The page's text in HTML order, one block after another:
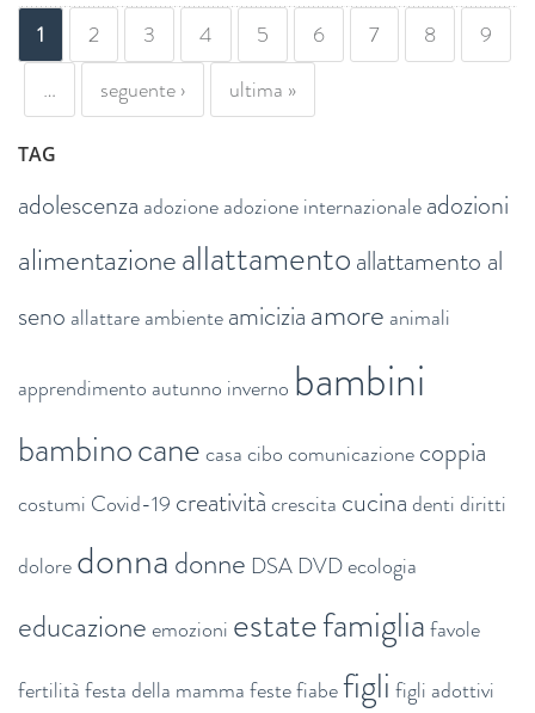
PAGINE
1 2 3 4 5 6 7 8
9
…
seguente › ultima »
TAG
adolescenza adozioneadozione internazionaleadozioni
alimentazioneallattamentoallattamento al
seno allattareambienteamiciziaamore animali
apprendimento autunno inverno bambini
bambinocanecasacibocomunicazionecoppia
costumi Covid-19 creativitàcrescita cucinadentidiritti
doloredonnadonne DSA DVDecologia
educazioneemozioni estatefamigliafavole
fertilitàfesta della mammafestefiabefigli figli adottivi